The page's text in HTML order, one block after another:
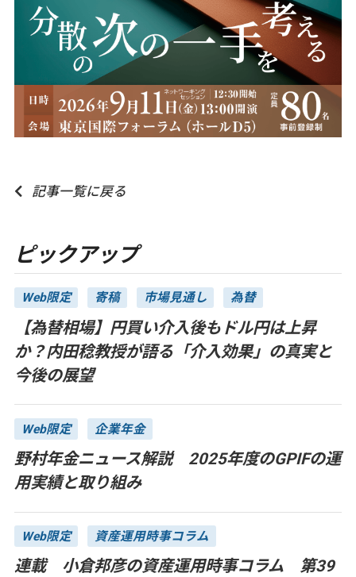
記事一覧に戻る
ピックアップ
Web限定 寄稿 市場見通し 為替
【為替相場】円買い介入後もドル円は上昇
か？内田稔教授が語る「介入効果」の真実と
今後の展望
Web限定 企業年金
野村年金ニュース解説 2025年度のGPIFの運
用実績と取り組み
Web限定 資産運用時事コラム
連載 小倉邦彦の資産運用時事コラム 第39